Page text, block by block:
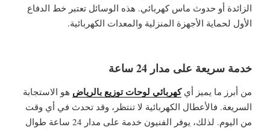
الزائدة أو حدوث ماس كهربائي. هذه الوسائل تعتبر خط الدفاع
الأول لحماية الأجهزة المنزلية والمعدات الكهربائية.
خدمة سريعة على مدار 24 ساعة
من أبرز ما يميز أيكهربائي لوحات توزيع بالرياض هو الاستجابة
السريعة. فالأعطال الكهربائية لا تنتظر، وقد تحدث في أي وقت
من اليوم. لذلك، يوفر الفنيون خدمة على مدار 24 ساعة طوال